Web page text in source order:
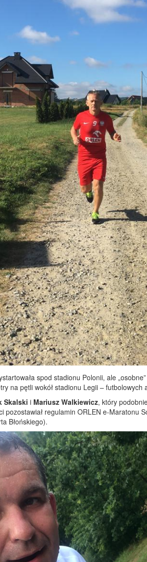
spod stadionu Polonii, ale
na pętli wokół stadionu Legii – futbolowych
Skalski i Mariusz Walkiewicz, który
regulamin ORLEN e-Maratonu
Błońskiego).